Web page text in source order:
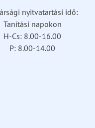
nyitvatartási idő:
Tanítási napokon
H-Cs: 8.00-16.00
P: 8.00-14.00